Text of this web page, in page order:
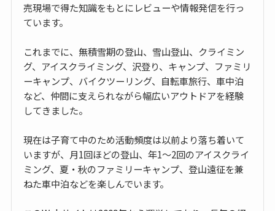
売現場で得た知識をもとにレビューや情報発信を行っ
ています。
これまでに、無積雪期の登山、雪山登山、クライミン
グ、アイスクライミング、沢登り、キャンプ、ファミリ
ーキャンプ、バイクツーリング、自転車旅行、車中泊
など、仲間に支えられながら幅広いアウトドアを経験
してきました。
現在は子育て中のため活動頻度は以前より落ち着いて
いますが、月1回ほどの登山、年1〜2回のアイスクライ
ミング、夏・秋のファミリーキャンプ、登山遠征を兼
ねた車中泊などを楽しんでいます。